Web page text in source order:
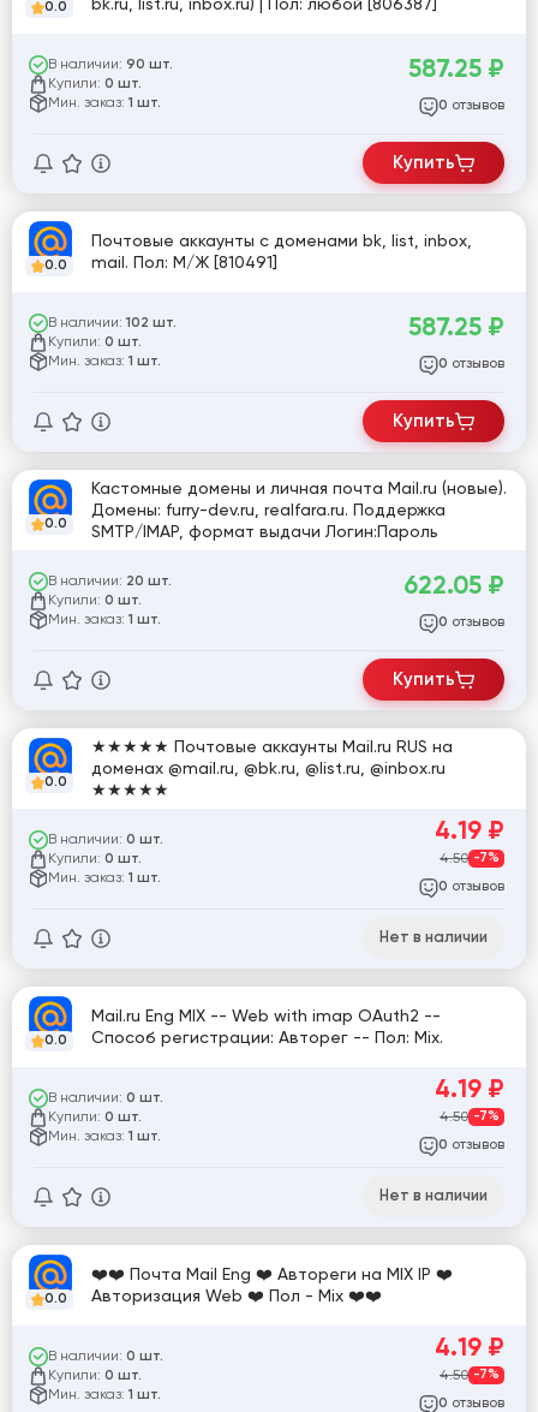
0.0 bk.ru, list.ru, inbox.ru) | Пол: любой [806387]
В наличии: 90 шт.
Купили: 0 шт.
Мин. заказ: 1 шт.
587.25 ₽
0 отзывов
Купить
0.0
Почтовые аккаунты с доменами bk, list, inbox,
mail. Пол: М/Ж [810491]
В наличии: 102 шт.
Купили: 0 шт.
Мин. заказ: 1 шт.
587.25 ₽
0 отзывов
Купить
0.0
Кастомные домены и личная почта Mail.ru (новые).
Домены: furry-dev.ru, realfara.ru. Поддержка
SMTP/IMAP, формат выдачи Логин:Пароль
В наличии: 20 шт.
Купили: 0 шт.
Мин. заказ: 1 шт.
622.05 ₽
0 отзывов
Купить
0.0
★★★★★ Почтовые аккаунты Mail.ru RUS на
доменах @mail.ru, @bk.ru, @list.ru, @inbox.ru
★★★★★
В наличии: 0 шт.
Купили: 0 шт.
Мин. заказ: 1 шт.
4.19 ₽
4.50 -7%
0 отзывов
Нет в наличии
0.0
Mail.ru Eng MIX -- Web with imap OAuth2 --
Способ регистрации: Авторег -- Пол: Mix.
В наличии: 0 шт.
Купили: 0 шт.
Мин. заказ: 1 шт.
4.19 ₽
4.50 -7%
0 отзывов
Нет в наличии
0.0
❤️❤️ Почта Mail Eng ❤️ Автореги на MIX IP ❤️
Авторизация Web ❤️ Пол - Mix ❤️❤️
В наличии: 0 шт.
Купили: 0 шт.
Мин. заказ: 1 шт.
4.19 ₽
4.50 -7%
0 отзывов